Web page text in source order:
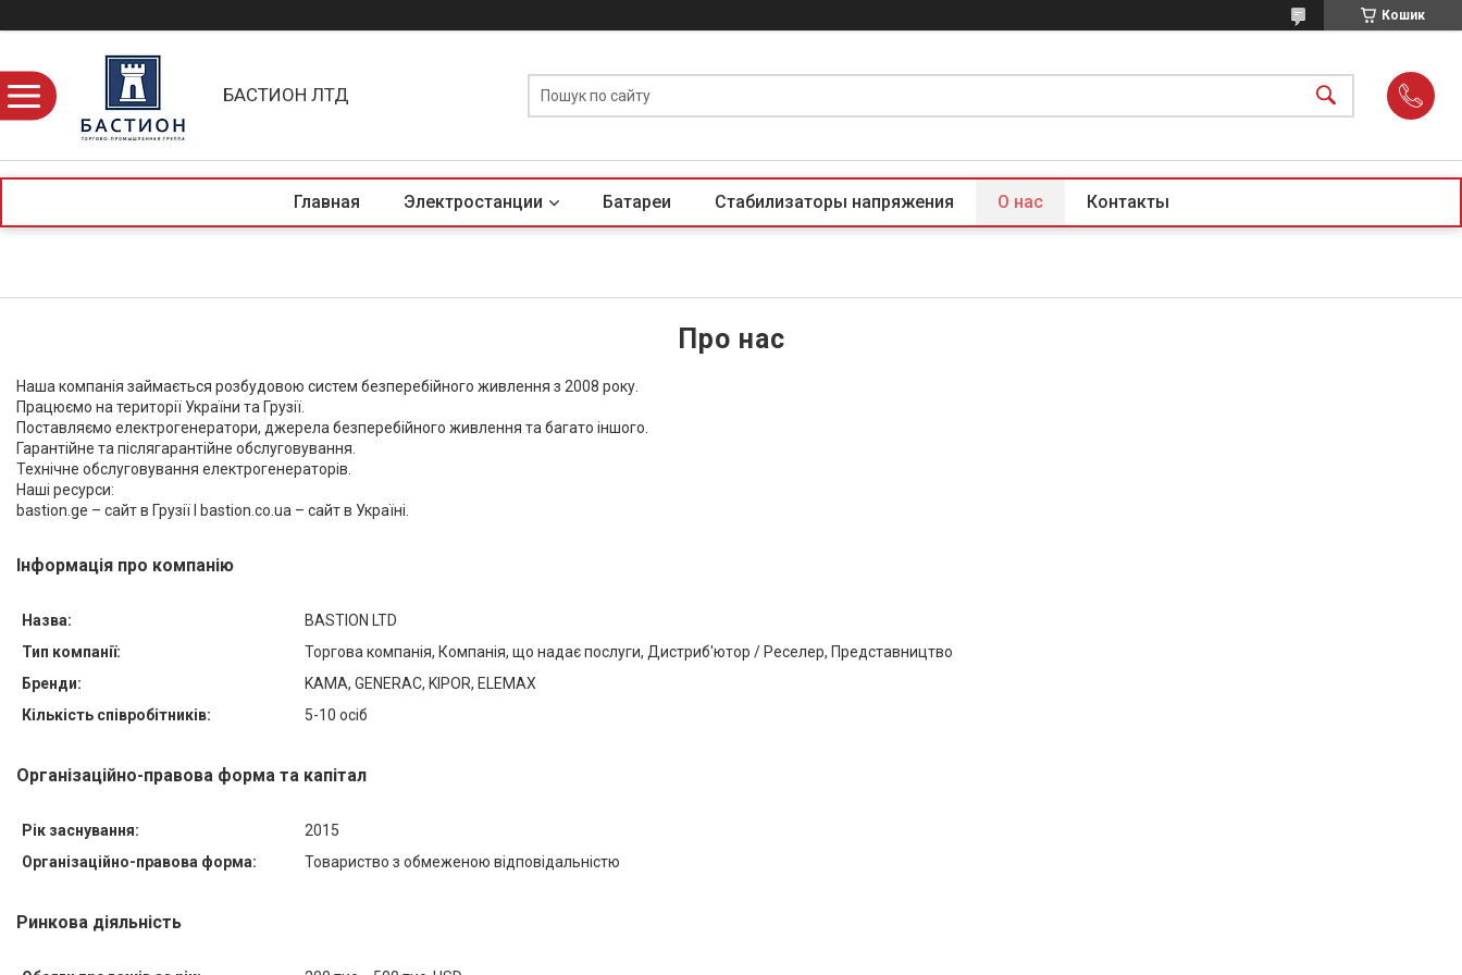
Кошик
БАСТИОН ЛТД
Главная Электростанции Батареи Стабилизаторы напряжения О нас Контакты
Про нас
Наша компанія займається розбудовою систем безперебійного живлення з 2008 року.
Працюємо на території України та Грузії.
Поставляємо електрогенератори, джерела безперебійного живлення та багато іншого.
Гарантійне та післягарантійне обслуговування.
Технічне обслуговування електрогенераторів.
Наші ресурси:
bastion.ge – сайт в Грузії I bastion.co.ua – сайт в Україні.
Інформація про компанію
Назва:
BASTION LTD
Тип компанії:
Торгова компанія, Компанія, що надає послуги, Дистриб'ютор / Реселер, Представництво
Бренди:
KAMA, GENERAC, KIPOR, ELEMAX
Кількість співробітників:
5-10 осіб
Організаційно-правова форма та капітал
Рік заснування:
2015
Організаційно-правова форма:
Товариство з обмеженою відповідальністю
Ринкова діяльність